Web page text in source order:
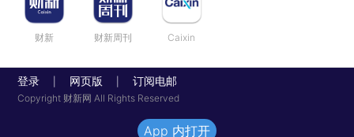
财新 财新周刊 Caixin
登录 网页版 订阅电邮
Copyright 财新网 All Rights Reserved
App 内打开